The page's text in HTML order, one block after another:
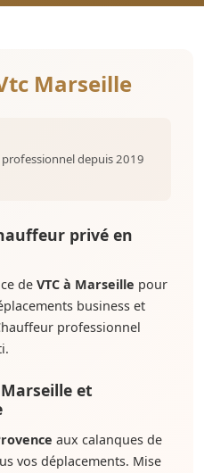
Marseille
professionnel depuis 2019
privé en
de VTC à Marseille pour
business et
professionnel
et
aux calanques de
vos déplacements. Mise